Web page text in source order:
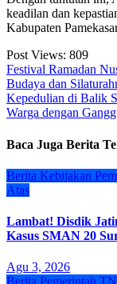
keadilan dan
Kabupaten
Post Views: 809
Navigasi
pos
Festival Ramadan
Budaya dan
Kepedulian di Balik
Warga dengan
Baca Juga Berita
Berita Kebijakan
Atas
Lambat! Disdik
Kasus SMAN 20
Agu 3, 2026